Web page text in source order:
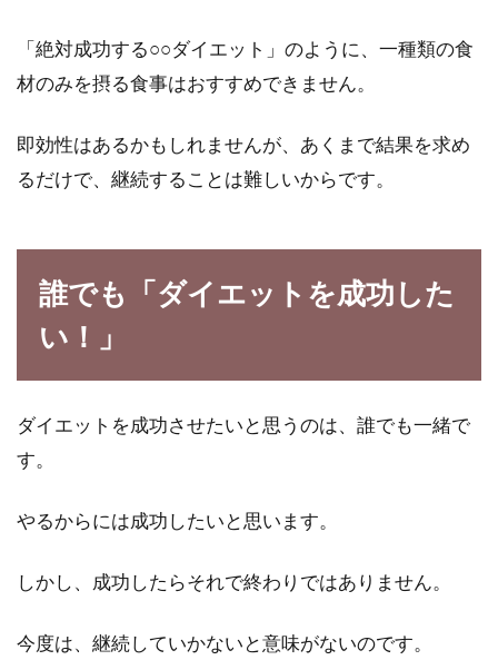
「絶対成功する○○ダイエット」のように、一種類の食
材のみを摂る食事はおすすめできません。
即効性はあるかもしれませんが、あくまで結果を求め
るだけで、継続することは難しいからです。
誰でも「ダイエットを成功した
い！」
ダイエットを成功させたいと思うのは、誰でも一緒で
す。
やるからには成功したいと思います。
しかし、成功したらそれで終わりではありません。
今度は、継続していかないと意味がないのです。